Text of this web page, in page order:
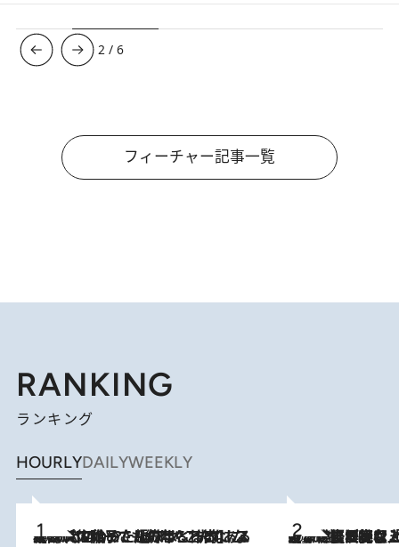
3 /6
フィーチャー記事一覧
RANKING
ランキング
HOURLYDAILYWEEKLY
2026.8.5
【阿川佐和子さんの年とる力】なぜ70代で始めた趣味は“こんなに楽しい”のか？ ピアノ、俳句…スランプに陥っても続けられる“ある秘訣”とは 2026.8.5
【なぜ吉沢亮は「気配を消せる」のか？】興行収入208億の『国宝』を経て挑むミュージカル『ディア・エヴァン・ハンセン』。トップ俳優が舞台上でさらけ出した“孤独”とは